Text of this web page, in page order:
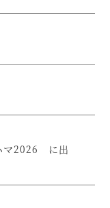
マ2026 に出